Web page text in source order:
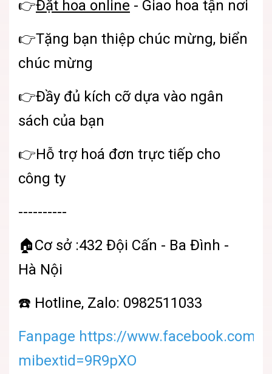
👉Đặt hoa online - Giao hoa tận nơi
👉Tặng bạn thiệp chúc mừng, biển
chúc mừng
👉Đầy đủ kích cỡ dựa vào ngân
sách của bạn
👉Hỗ trợ hoá đơn trực tiếp cho
công ty
----------
🏠Cơ sở :432 Đội Cấn - Ba Đình -
Hà Nội
☎️ Hotline, Zalo: 0982511033
Fanpage https://www.facebook.com/
mibextid=9R9pXO